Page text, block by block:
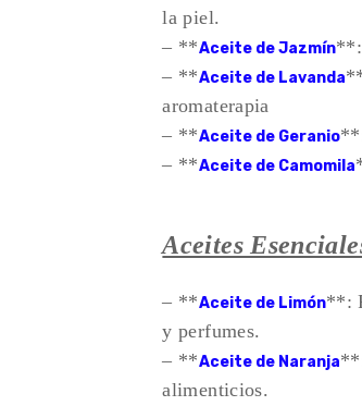
la piel.
– **Aceite de Jazmín**:
– **Aceite de Lavanda
aromaterapia
– **Aceite de Geranio
– **Aceite de Camomila
Aceites
– **Aceite de Limón**:
y perfumes.
– **Aceite de Naranja
alimenticios.